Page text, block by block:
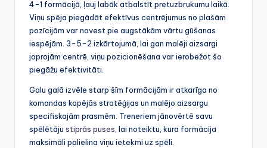
4-1 formācijā, ļauj labāk atbalstīt pretuzbrukumu laikā.
Viņu spēja piegādāt efektīvus centrējumus no plašām
pozīcijām var novest pie augstākām vārtu gūšanas
iespējām. 3-5-2 izkārtojumā, lai gan malēji aizsargi
joprojām centrē, viņu pozicionēšana var ierobežot šo
piegāžu efektivitāti.
Galu galā izvēle starp šīm formācijām ir atkarīga no
komandas kopējās stratēģijas un malējo aizsargu
specifiskajām prasmēm. Treneriem jānovērtē savu
spēlētāju stiprās puses, lai noteiktu, kura formācija
maksimāli palielina viņu ietekmi uz spēli.